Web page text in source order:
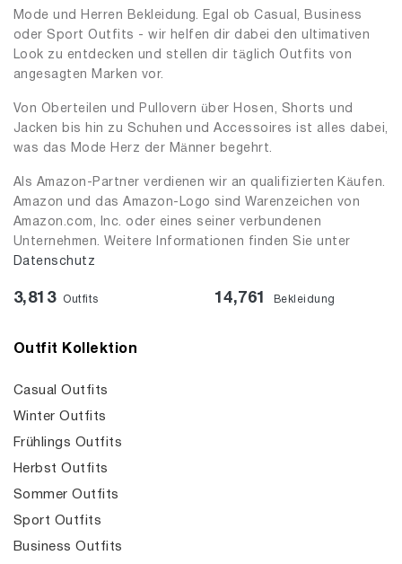
Mode und Herren Bekleidung. Egal ob Casual, Business
oder Sport Outfits - wir helfen dir dabei den ultimativen
Look zu entdecken und stellen dir täglich Outfits von
angesagten Marken vor.
Von Oberteilen und Pullovern über Hosen, Shorts und
Jacken bis hin zu Schuhen und Accessoires ist alles dabei,
was das Mode Herz der Männer begehrt.
Als Amazon-Partner verdienen wir an qualifizierten Käufen.
Amazon und das Amazon-Logo sind Warenzeichen von
Amazon.com, Inc. oder eines seiner verbundenen
Unternehmen. Weitere Informationen finden Sie unter
Datenschutz
3,813 Outfits 14,761 Bekleidung
Outfit Kollektion
Casual Outfits
Winter Outfits
Frühlings Outfits
Herbst Outfits
Sommer Outfits
Sport Outfits
Business Outfits